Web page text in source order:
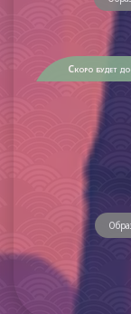
Скоро будет